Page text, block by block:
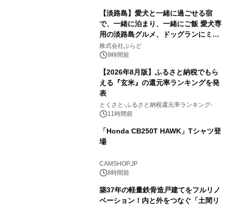
【淡路島】愛犬と一緒に過ごせる宿
で、一緒に泊まり、一緒にご飯 愛犬専
用の淡路島グルメ、ドッグランにミニ
プール グランピングとトレーラーハウ
スの2施設で
株式会社ぷらど
9時間前
【2026年8月版】ふるさと納税でもら
える『玄米』の還元率ランキングを発
表
とくさと-ふるさと納税還元率ランキング-
11時間前
「Honda CB250T HAWK」Tシャツ登
場
CAMSHOP.JP
8時間前
築37年の軽量鉄骨造戸建てをフルリノ
ベーション！内と外をつなぐ「土間リ